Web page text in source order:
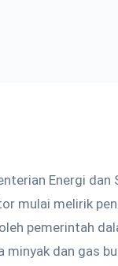
Energi dan
mulai melirik
pemerintah
dan gas